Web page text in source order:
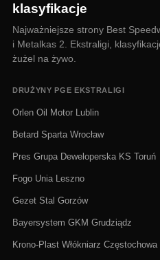
klasyfikacje
Najważniejsze strony Best
i Metalkas 2. Ekstraligi,
żużel na żywo.
DRUŻYNY PGE EKSTRALIGI
Orlen Oil Motor Lublin
Betard Sparta Wrocław
Pres Grupa Deweloperska KS Toruń
Fogo Unia Leszno
Gezet Stal Gorzów
Bayersystem GKM Grudziądz
Krono-Plast Włókniarz Częstochowa